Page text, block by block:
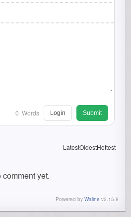
0 Words Login Submit
LatestOldestHottest
comment yet.
Powered by Waline v2.15.8